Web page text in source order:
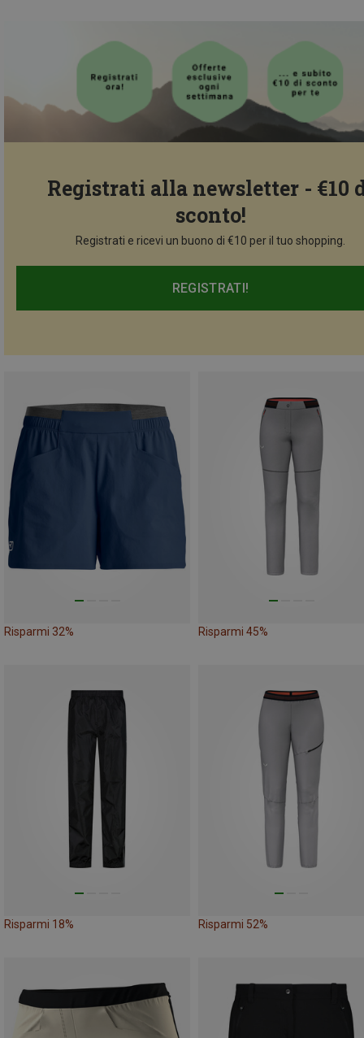
Registrati alla newsletter - €10
sconto!
Registrati e ricevi un buono di €10 per il tuo shopping.
REGISTRATI!
Risparmi 32% Risparmi 45%
Risparmi 18% Risparmi 52%